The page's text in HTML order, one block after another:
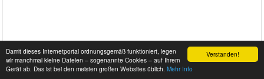
Verstanden!
Damit dieses Internetportal ordnungsgemäß funktioniert, legen
wir manchmal kleine Dateien – sogenannte Cookies – auf Ihrem
Gerät ab. Das ist bei den meisten großen Websites üblich. Mehr Info